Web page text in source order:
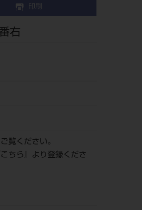
印刷
右
ご覧ください。
こちら
』より登録くださ